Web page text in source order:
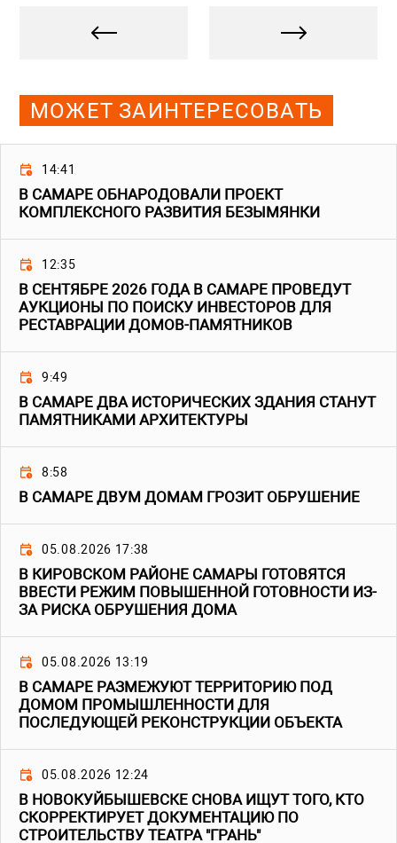
МОЖЕТ ЗАИНТЕРЕСОВАТЬ
14:41
В САМАРЕ ОБНАРОДОВАЛИ ПРОЕКТ
КОМПЛЕКСНОГО РАЗВИТИЯ БЕЗЫМЯНКИ
12:35
В СЕНТЯБРЕ 2026 ГОДА В САМАРЕ ПРОВЕДУТ
АУКЦИОНЫ ПО ПОИСКУ ИНВЕСТОРОВ ДЛЯ
РЕСТАВРАЦИИ ДОМОВ-ПАМЯТНИКОВ
9:49
В САМАРЕ ДВА ИСТОРИЧЕСКИХ ЗДАНИЯ СТАНУТ
ПАМЯТНИКАМИ АРХИТЕКТУРЫ
8:58
В САМАРЕ ДВУМ ДОМАМ ГРОЗИТ ОБРУШЕНИЕ
05.08.2026 17:38
В КИРОВСКОМ РАЙОНЕ САМАРЫ ГОТОВЯТСЯ
ВВЕСТИ РЕЖИМ ПОВЫШЕННОЙ ГОТОВНОСТИ ИЗ-
ЗА РИСКА ОБРУШЕНИЯ ДОМА
05.08.2026 13:19
В САМАРЕ РАЗМЕЖУЮТ ТЕРРИТОРИЮ ПОД
ДОМОМ ПРОМЫШЛЕННОСТИ ДЛЯ
ПОСЛЕДУЮЩЕЙ РЕКОНСТРУКЦИИ ОБЪЕКТА
05.08.2026 12:24
В НОВОКУЙБЫШЕВСКЕ СНОВА ИЩУТ ТОГО, КТО
СКОРРЕКТИРУЕТ ДОКУМЕНТАЦИЮ ПО
СТРОИТЕЛЬСТВУ ТЕАТРА "ГРАНЬ"